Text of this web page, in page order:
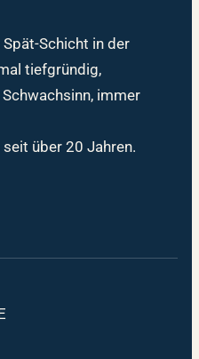
Spät-Schicht in der
tiefgründig,
immer
über 20 Jahren.